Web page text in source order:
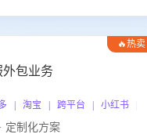
🔥热卖
外包业务
| 淘宝 | 跨平台 | 小红书 |
定制化方案